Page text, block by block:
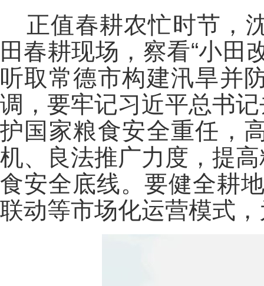
正值春耕农忙时节，
田春耕现场，察看“小田
听取常德市构建汛旱并
调，要牢记习近平总书
护国家粮食安全重任，
机、良法推广力度，提
食安全底线。要健全耕
联动等市场化运营模式